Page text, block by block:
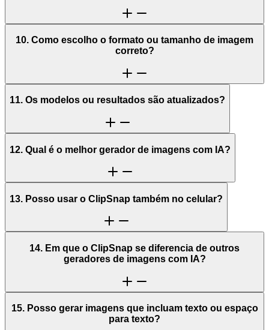
10. Como escolho o formato ou tamanho de imagem
correto?
11. Os modelos ou resultados são atualizados?
12. Qual é o melhor gerador de imagens com IA?
13. Posso usar o ClipSnap também no celular?
14. Em que o ClipSnap se diferencia de outros
geradores de imagens com IA?
15. Posso gerar imagens que incluam texto ou espaço
para texto?